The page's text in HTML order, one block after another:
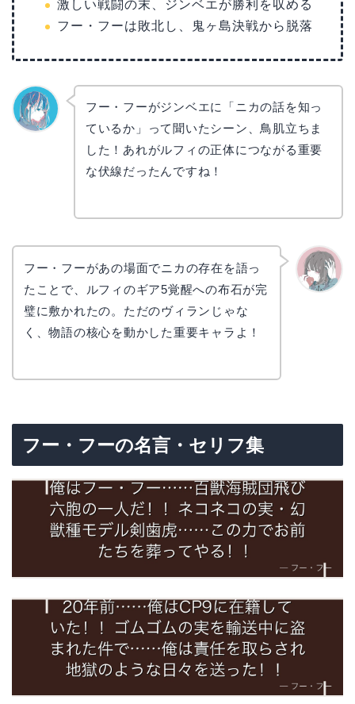
激しい戦闘の末、ジンベエが勝利を収める
フー・フーは敗北し、鬼ヶ島決戦から脱落
フー・フーがジンベエに「ニカの話を知っ
ているか」って聞いたシーン、鳥肌立ちま
した！あれがルフィの正体につながる重要
な伏線だったんですね！
フー・フーがあの場面でニカの存在を語っ
たことで、ルフィのギア5覚醒への布石が完
璧に敷かれたの。ただのヴィランじゃな
く、物語の核心を動かした重要キャラよ！
フー・フーの名言・セリフ集